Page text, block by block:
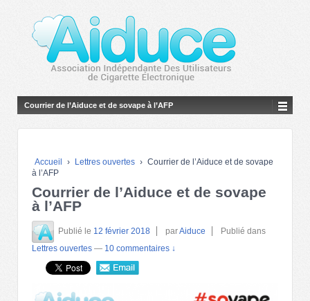
Courrier de l’Aiduce et de sovape à l’AFP
Accueil › Lettres ouvertes › Courrier de l’Aiduce et de sovape
à l’AFP
Courrier de l’Aiduce et de sovape
à l’AFP
Publié le 12 février 2018 parAiduce
Publié dans
Lettres ouvertes — 10 commentaires ↓